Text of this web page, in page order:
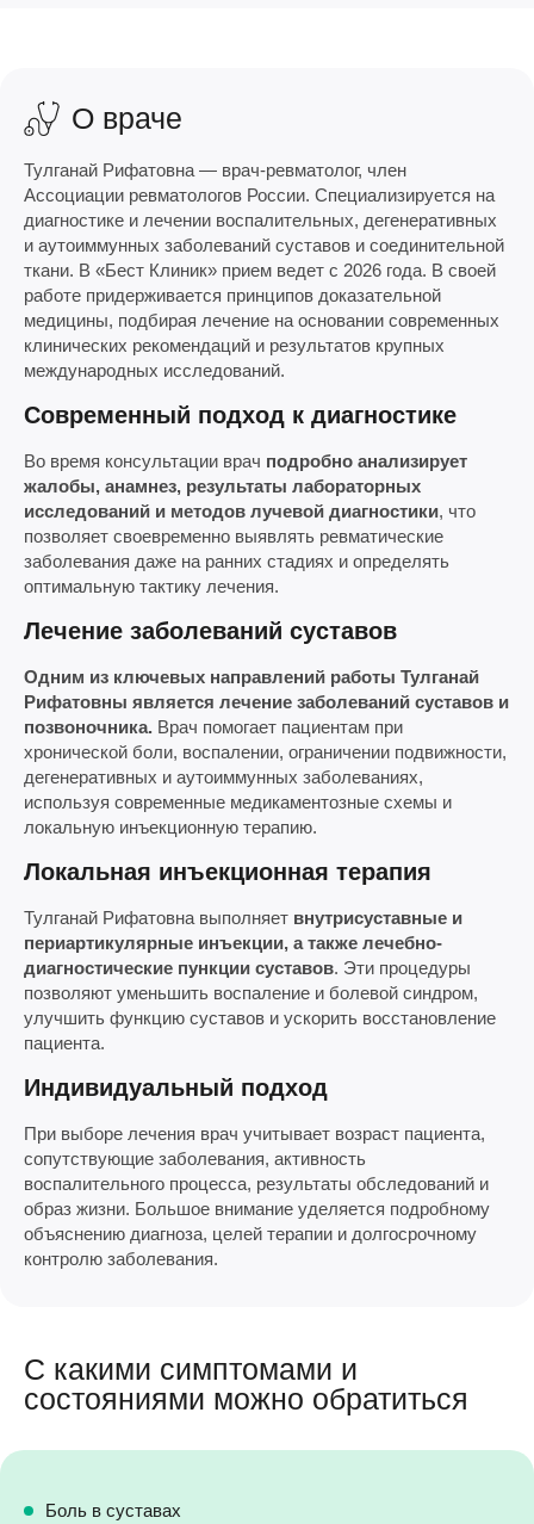
О враче
Тулганай Рифатовна — врач-ревматолог, член
Ассоциации ревматологов России. Специализируется на
диагностике и лечении воспалительных, дегенеративных
и аутоиммунных заболеваний суставов и соединительной
ткани. В «Бест Клиник» прием ведет с 2026 года. В своей
работе придерживается принципов доказательной
медицины, подбирая лечение на основании современных
клинических рекомендаций и результатов крупных
международных исследований.
Современный подход к диагностике
Во время консультации врач подробно анализирует
жалобы, анамнез, результаты лабораторных
исследований и методов лучевой диагностики, что
позволяет своевременно выявлять ревматические
заболевания даже на ранних стадиях и определять
оптимальную тактику лечения.
Лечение заболеваний суставов
Одним из ключевых направлений работы Тулганай
Рифатовны является лечение заболеваний суставов и
позвоночника. Врач помогает пациентам при
хронической боли, воспалении, ограничении подвижности,
дегенеративных и аутоиммунных заболеваниях,
используя современные медикаментозные схемы и
локальную инъекционную терапию.
Локальная инъекционная терапия
Тулганай Рифатовна выполняет внутрисуставные и
периартикулярные инъекции, а также лечебно-
диагностические пункции суставов. Эти процедуры
позволяют уменьшить воспаление и болевой синдром,
улучшить функцию суставов и ускорить восстановление
пациента.
Индивидуальный подход
При выборе лечения врач учитывает возраст пациента,
сопутствующие заболевания, активность
воспалительного процесса, результаты обследований и
образ жизни. Большое внимание уделяется подробному
объяснению диагноза, целей терапии и долгосрочному
контролю заболевания.
С какими симптомами и
состояниями можно обратиться
Боль в суставах